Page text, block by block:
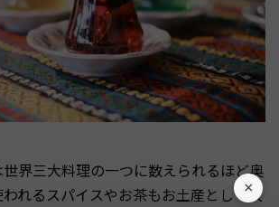
×
世界三大料理の一つに数えられるほど奥
れるスパイスやお茶もお土産として人